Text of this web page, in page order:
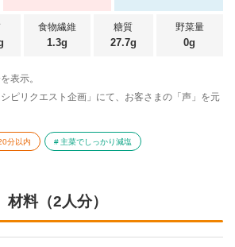
食物繊維
1.3g
糖質
27.7g
野菜量
0g
表示。
ピリクエスト企画」にて、お客さまの「声」を元
分以内 主菜でしっかり減塩
材料（2人分）